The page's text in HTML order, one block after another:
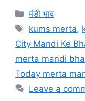
c
e
b
o
o
k
st
o
d
o
n
l
Categories
मंडी भाव
Tags
kums merta,
City Mandi Ke
merta mandi
Today merta
Leave a